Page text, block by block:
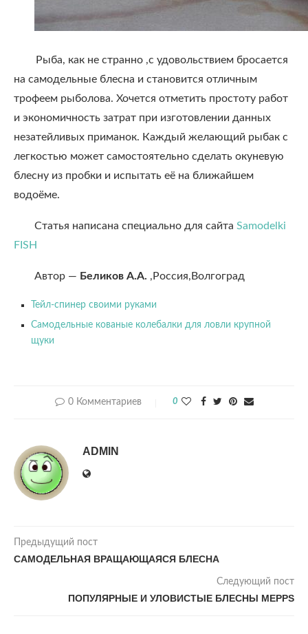
Рыба, как не странно ,с удовольствием бросается
на самодельные блесна и становится отличным
трофеем рыболова. Хочется отметить простоту работ
и экономичность затрат при изготовлении данных
незатейливых приманок. Каждый желающий рыбак с
легкостью может самостоятельно сделать окуневую
блесну из пробки и испытать её на ближайшем
водоёме.
Статья написана специально для сайта Samodelki
FISH
Автор — Беликов А.А. ,Россия,Волгоград
Тейл-спинер своими руками
Самодельные кованые колебалки для ловли крупной
щуки
0 Комментариев 0
ADMIN
Предыдущий пост
САМОДЕЛЬНАЯ ВРАЩАЮЩАЯСЯ БЛЕСНА
Следующий пост
ПОПУЛЯРНЫЕ И УЛОВИСТЫЕ БЛЕСНЫ MEPPS